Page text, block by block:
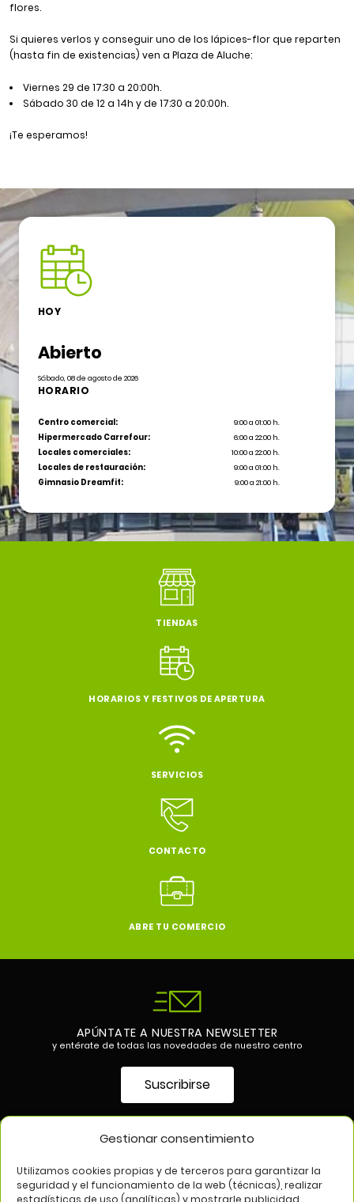
Gestionar consentimiento
Utilizamos cookies propias y de terceros para garantizar la
seguridad y el funcionamiento de la web (técnicas), realizar
estadísticas de uso (analíticas) y mostrarle publicidad
flores.
Si quieres verlos y conseguir uno de los lápices-flor que reparten
(hasta fin de existencias) ven a Plaza de Aluche:
Viernes 29 de 17:30 a 20:00h.
Sábado 30 de 12 a 14h y de 17:30 a 20:00h.
¡Te esperamos!
HOY
Abierto
Sábado, 08 de agosto de 2026
HORARIO
Centro comercial:
9:00 a 01:00 h.
Hipermercado Carrefour:
6:00 a 22:00 h.
Locales comerciales:
10:00 a 22:00 h.
Locales de restauración:
9:00 a 01:00 h.
Gimnasio Dreamfit:
9:00 a 21:00 h.
TIENDAS
HORARIOS Y FESTIVOS DE APERTURA
SERVICIOS
CONTACTO
ABRE TU COMERCIO
APÚNTATE A NUESTRA NEWSLETTER
y entérate de todas las novedades de nuestro centro
Suscribirse